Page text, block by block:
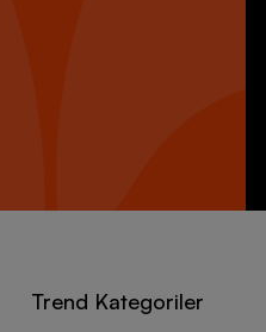
Trend Kategoriler